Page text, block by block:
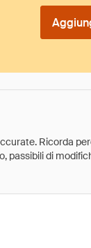
Ricorda
di